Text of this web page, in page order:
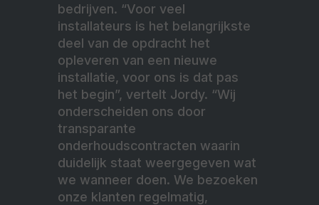
bedrijven. “Voor veel
installateurs is het belangrijkste
deel van de opdracht het
opleveren van een nieuwe
installatie, voor ons is dat pas
het begin”, vertelt Jordy. “Wij
onderscheiden ons door
transparante
onderhoudscontracten waarin
duidelijk staat weergegeven wat
we wanneer doen. We bezoeken
onze klanten regelmatig,